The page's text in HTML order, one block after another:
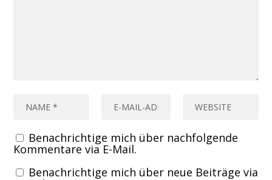
Benachrichtige mich über nachfolgende
Kommentare via E-Mail.
Benachrichtige mich über neue Beiträge via